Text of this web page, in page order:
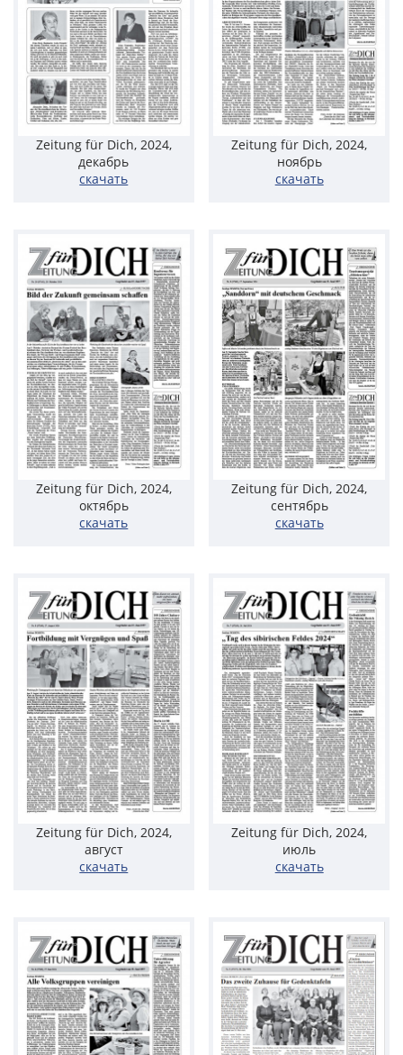
Zeitung für Dich, 2024,
декабрь
скачать
Zeitung für Dich, 2024,
ноябрь
скачать
Zeitung für Dich, 2024,
октябрь
скачать
Zeitung für Dich, 2024,
сентябрь
скачать
Zeitung für Dich, 2024,
август
скачать
Zeitung für Dich, 2024,
июль
скачать